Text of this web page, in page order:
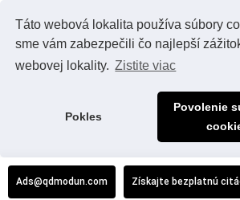
Táto webová lokalita používa súbory
sme vám zabezpečili čo najlepší
webovej lokality. Zistite viac
Pokles
Povolenie
Ads@qdmodun.com Získajte bezplatnú